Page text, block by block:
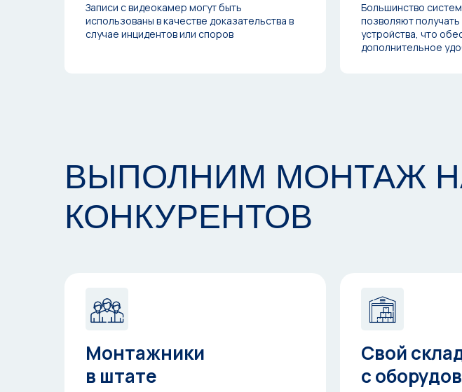
Записи с видеокамер могут быть
использованы в качестве доказательства в
случае инцидентов или споров
Большинство
позволяют
устройства, что
дополнительное
Свой
с
Монтажники
в штате
ВЫПОЛНИМ МОНТАЖ
КОНКУРЕНТОВ